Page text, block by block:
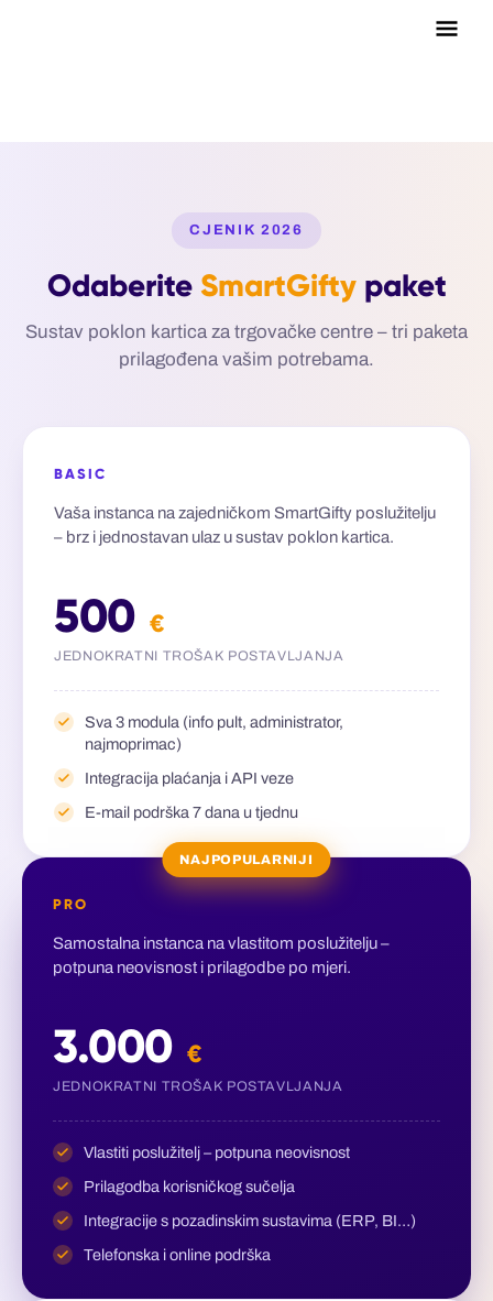
Main
CJENIK 2026
Odaberite SmartGiftypaket
Sustav poklon kartica za trgovačke centre – tri paketa
prilagođena vašim potrebama.
BASIC
Vaša instanca na zajedničkom SmartGifty poslužitelju
– brz i jednostavan ulaz u sustav poklon kartica.
500 €
JEDNOKRATNI TROŠAK POSTAVLJANJA
Sva 3 modula (info pult, administrator,
najmoprimac)
Integracija plaćanja i API veze
E-mail podrška 7 dana u tjednu
NAJPOPULARNIJI
PRO
Samostalna instanca na vlastitom poslužitelju –
potpuna neovisnost i prilagodbe po mjeri.
3.000 €
JEDNOKRATNI TROŠAK POSTAVLJANJA
Vlastiti poslužitelj – potpuna neovisnost
Prilagodba korisničkog sučelja
Integracije s pozadinskim sustavima (ERP, BI…)
Telefonska i online podrška